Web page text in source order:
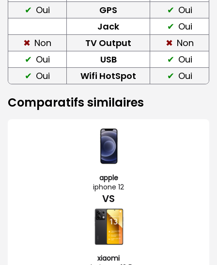
Oui
GPS
Oui
Jack
Oui
Non
TV Output
Non
Oui
USB
Oui
Oui
Wifi HotSpot Oui
Comparatifs similaires
apple
iphone 12
VS
xiaomi